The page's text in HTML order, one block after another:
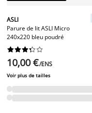
ASLI
Parure de lit ASLI Micro
240x220 bleu poudré






10,00 €/ENS
Voir plus de tailles